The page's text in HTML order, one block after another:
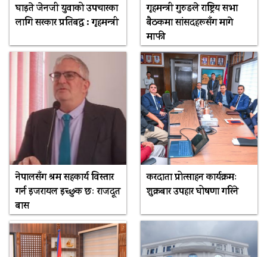
घाइते जेनजी युवाको उपचारका
लागि सरकार प्रतिबद्ध : गृहमन्त्री
गृहमन्त्री गुरुङले राष्ट्रिय सभा
बैठकमा सांसदहरूसँग मागे
माफी
नेपालसँग श्रम सहकार्य विस्तार
गर्न इजरायल इच्छुक छः राजदूत
बास
करदाता प्रोत्साहन कार्यक्रमः
शुक्रबार उपहार घोषणा गरिने